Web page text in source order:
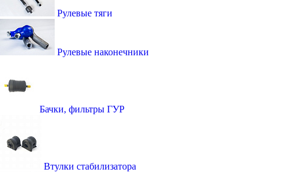
Рулевые тяги
Рулевые наконечники
Бачки, фильтры ГУР
Втулки стабилизатора